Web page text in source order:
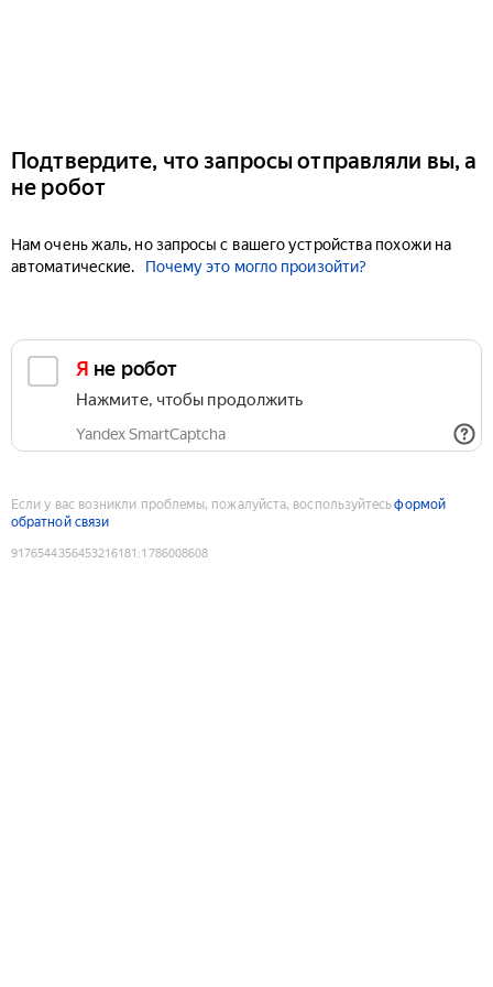
Подтвердите, что запросы отправляли вы, а
не робот
Нам очень жаль, но запросы с вашего устройства похожи на
автоматические.
Почему это могло произойти?
Я не робот
Нажмите, чтобы продолжить
Yandex SmartCaptcha
Если у вас возникли проблемы, пожалуйста, воспользуйтесьформой
обратной связи
9176544356453216181 :1786008608